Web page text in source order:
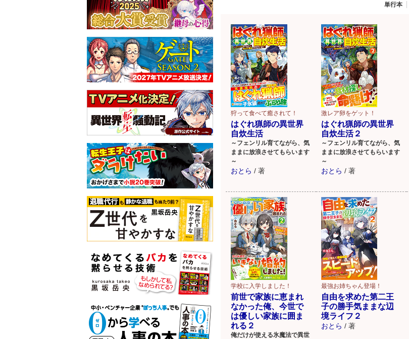
単行本
狩って食べて癒されて！
はぐれ猟師の異世界
自炊生活
～フェンリル育てながら、気
ままに放浪させてもらいます
～
おとら / 著
激レア卵をゲット！
はぐれ猟師の異世界
自炊生活２
～フェンリル育てながら、気
ままに放浪させてもらいます
～
おとら / 著
学校に入学しました！
前世で家族に恵まれ
なかった俺、今世で
は優しい家族に囲ま
れる２
俺だけが使える氷魔法で異世
最強お姉ちゃん登場！
自由を求めた第二王
子の勝手気ままな辺
境ライフ２
おとら / 著